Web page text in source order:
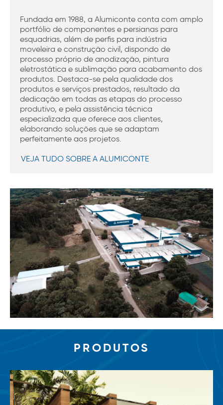
Fundada em 1988, a Alumiconte conta com amplo
portfólio de componentes e persianas para
esquadrias, além de perfis para indústria
moveleira e construção civil, dispondo de
processo próprio de anodização, pintura
eletrostática e sublimação para acabamento dos
produtos. Destaca-se pela qualidade dos
produtos e serviços prestados, resultado da
dedicação em todas as etapas do processo
produtivo, e pela assistência técnica
especializada que oferece aos clientes,
elaborando soluções que se adaptam
perfeitamente aos projetos.
VEJA TUDO SOBRE A ALUMICONTE
PRODUTOS